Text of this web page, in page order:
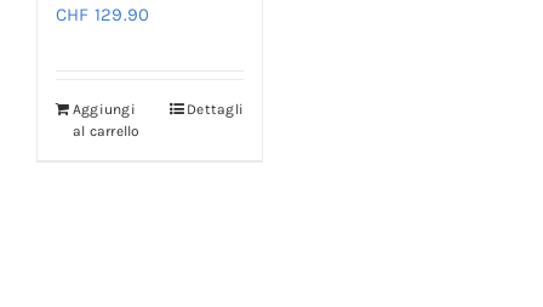
CHF 129.90
Aggiungi
al carrello
Dettagli